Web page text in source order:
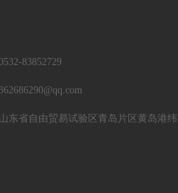
83852729
东省自由贸易试验区青岛片区黄岛港